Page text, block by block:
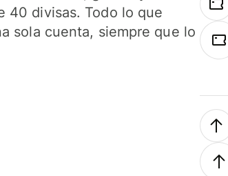
40 divisas. Todo lo que
sola cuenta, siempre que lo